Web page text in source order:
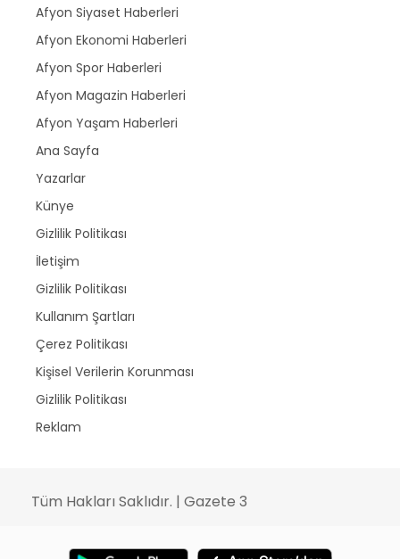
Afyon Siyaset Haberleri
Afyon Ekonomi Haberleri
Afyon Spor Haberleri
Afyon Magazin Haberleri
Afyon Yaşam Haberleri
Ana Sayfa
Yazarlar
Künye
Gizlilik Politikası
İletişim
Gizlilik Politikası
Kullanım Şartları
Çerez Politikası
Kişisel Verilerin Korunması
Gizlilik Politikası
Reklam
Tüm Hakları Saklıdır. | Gazete 3